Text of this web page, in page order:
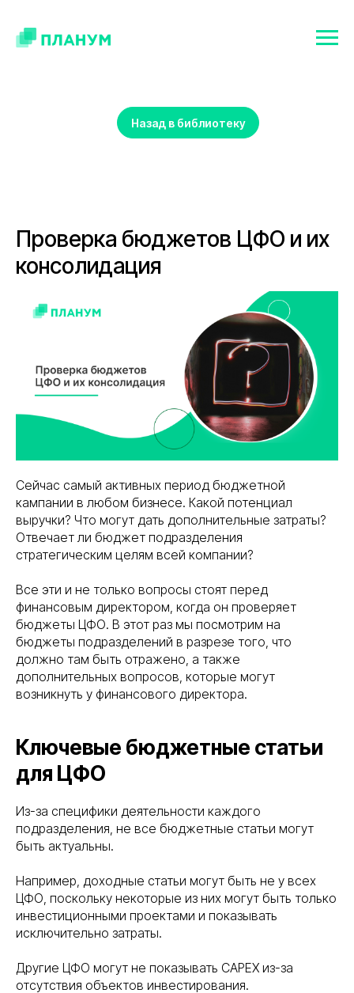
Назад в библиотеку
Проверка бюджетов ЦФО и их
консолидация
Сейчас самый активных период бюджетной
кампании в любом бизнесе. Какой потенциал
выручки? Что могут дать дополнительные затраты?
Отвечает ли бюджет подразделения
стратегическим целям всей компании?
Все эти и не только вопросы стоят перед
финансовым директором, когда он проверяет
бюджеты ЦФО. В этот раз мы посмотрим на
бюджеты подразделений в разрезе того, что
должно там быть отражено, а также
дополнительных вопросов, которые могут
возникнуть у финансового директора.
Ключевые бюджетные статьи
для ЦФО
Из-за специфики деятельности каждого
подразделения, не все бюджетные статьи могут
быть актуальны.
Например, доходные статьи могут быть не у всех
ЦФО, поскольку некоторые из них могут быть только
инвестиционными проектами и показывать
исключительно затраты.
Другие ЦФО могут не показывать CAPEX из-за
отсутствия объектов инвестирования.